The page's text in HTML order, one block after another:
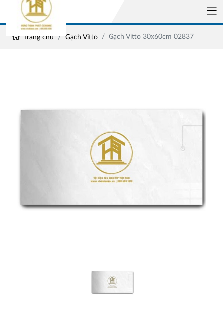
Trang chủ Gạch Vitto Gạch Vitto 30x60cm 02837